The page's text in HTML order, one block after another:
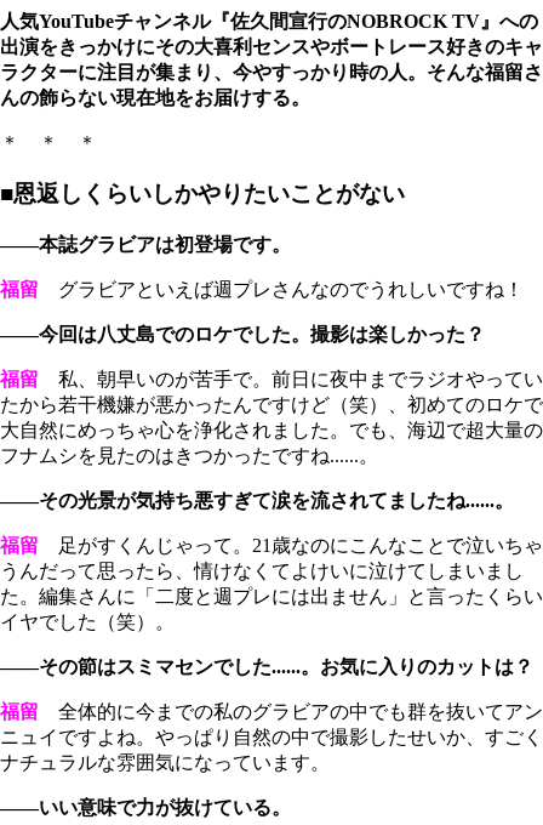
人気YouTubeチャンネル『佐久間宣行のNOBROCK TV』への
出演をきっかけにその大喜利センスやボートレース好きのキャ
ラクターに注目が集まり、今やすっかり時の人。そんな福留さ
んの飾らない現在地をお届けする。
＊ ＊ ＊
■恩返しくらいしかやりたいことがない
――本誌グラビアは初登場です。
福留 グラビアといえば週プレさんなのでうれしいですね！
――今回は八丈島でのロケでした。撮影は楽しかった？
福留 私、朝早いのが苦手で。前日に夜中までラジオやってい
たから若干機嫌が悪かったんですけど（笑）、初めてのロケで
大自然にめっちゃ心を浄化されました。でも、海辺で超大量の
フナムシを見たのはきつかったですね......。
――その光景が気持ち悪すぎて涙を流されてましたね......。
福留 足がすくんじゃって。21歳なのにこんなことで泣いちゃ
うんだって思ったら、情けなくてよけいに泣けてしまいまし
た。編集さんに「二度と週プレには出ません」と言ったくらい
イヤでした（笑）。
――その節はスミマセンでした......。お気に入りのカットは？
福留 全体的に今までの私のグラビアの中でも群を抜いてアン
ニュイですよね。やっぱり自然の中で撮影したせいか、すごく
ナチュラルな雰囲気になっています。
――いい意味で力が抜けている。